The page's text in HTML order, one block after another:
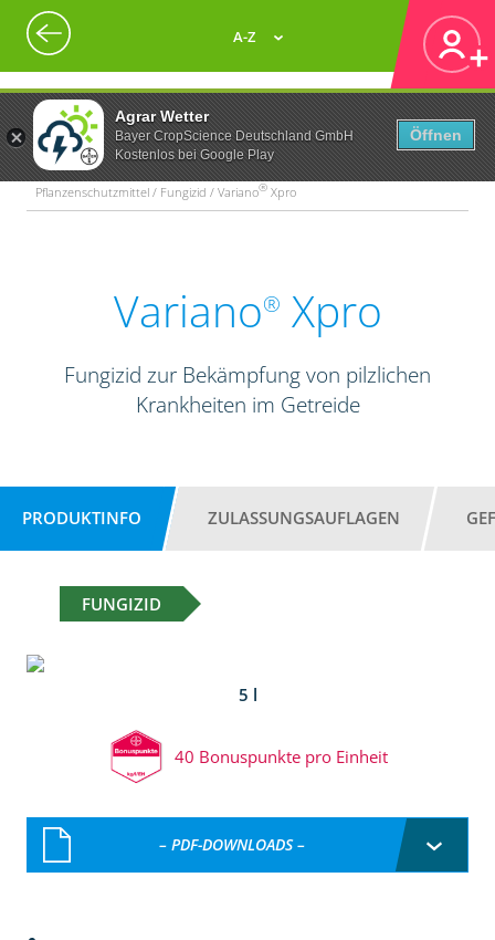
Agrar Wetter
Bayer CropScience Deutschland GmbH
Kostenlos bei Google Play
Öffnen
A-Z
Pflanzenschutzmittel / Fungizid / Variano® Xpro
Variano® Xpro
Fungizid zur Bekämpfung von pilzlichen
Krankheiten im Getreide
PRODUKTINFO ZULASSUNGSAUFLAGEN
FUNGIZID
5 l
40 Bonuspunkte pro Einheit
– PDF-DOWNLOADS –